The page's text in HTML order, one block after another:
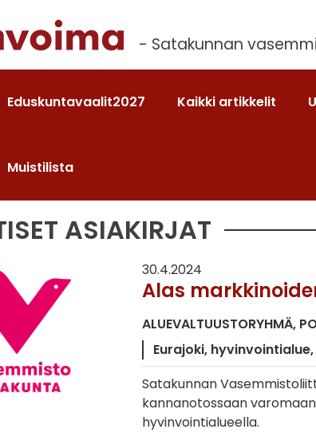
- Satakunnan
Eduskuntavaalit2027 Kaikki artikkelit
Muistilista
ASIAKIRJAT
30.4.2024
Alas
ALUEVALTUUSTORYHMÄ
Eurajoki hyvinvointialue
Satakunnan
kannanotossaan
hyvinvointialueella.